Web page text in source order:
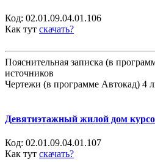
Код: 02.01.09.04.01.106
Как тут скачать?
Пояснительная записка (в
источников
Чертежи (в программе Автокад) 4
Девятиэтажный жилой дом
Код: 02.01.09.04.01.107
Как тут скачать?